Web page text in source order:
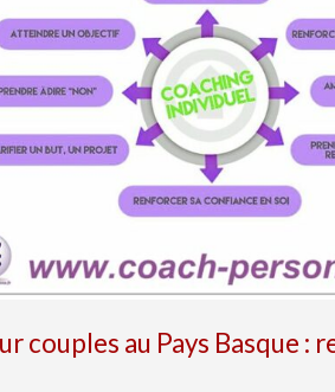
couples au Pays Basque :